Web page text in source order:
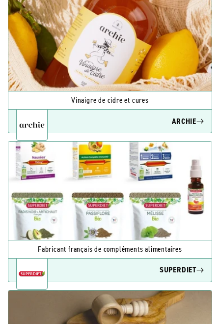
Vinaigre de cidre et cures
ARCHIE
Fabricant français de compléments alimentaires
SUPERDIET